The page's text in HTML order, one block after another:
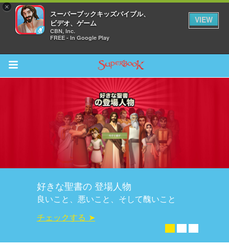
×
スーパーブックキッズバイブル、
ビデオ、ゲーム
CBN, Inc.
FREE - In Google Play
VIEW
Return to Content
好きな聖書の 登場人物
良いこと、悪いこと、そして醜いこと
チェックする ➤